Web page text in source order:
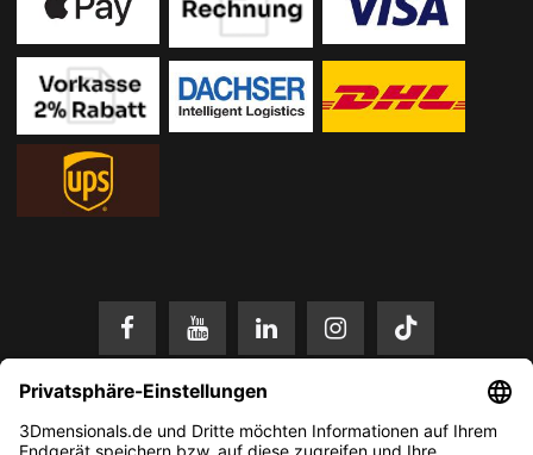
* Alle Preise in EUR inkl. gesetzl. Mehrwertsteuer zzgl. Versandkosten.
Änderungen und Irrtümer vorbehalten. Nur solange der Vorrat reicht.
© 2026 3Dmensionals / PONTIALIS GmbH & Co. KG - All Rights Reserved.​